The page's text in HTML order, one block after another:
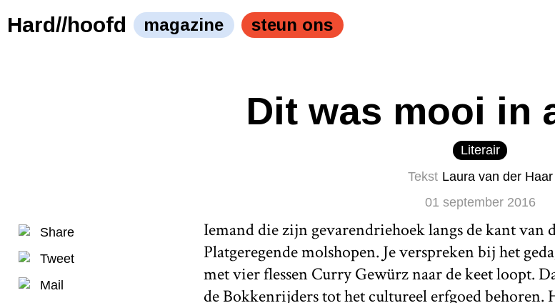
Hard//hoofd magazine steun ons
Dit was mooi in
Literair
Tekst Laura van der Haar
01 september 2016
Iemand die zijn gevarendriehoek langs de kant van
Platgeregende molshopen. Je verspreken bij het
met vier flessen Curry Gewürz naar de keet loopt.
de Bokkenrijders tot het cultureel erfgoed behoren.
Share
Tweet
Mail